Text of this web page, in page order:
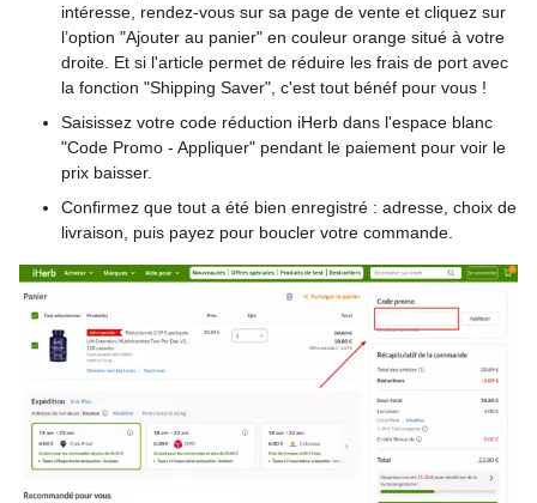
intéresse, rendez-vous sur sa page de vente et cliquez sur
l’option "Ajouter au panier" en couleur orange situé à votre
droite. Et si l'article permet de réduire les frais de port avec
la fonction "Shipping Saver", c'est tout bénéf pour vous !
Saisissez votre code réduction iHerb dans l'espace blanc
"Code Promo - Appliquer" pendant le paiement pour voir le
prix baisser.
Confirmez que tout a été bien enregistré : adresse, choix de
livraison, puis payez pour boucler votre commande.